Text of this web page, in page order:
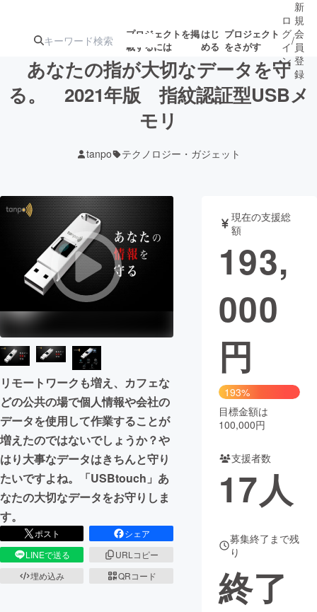
プロジェクトを掲
載するには
はじ
める
プロジェクト
をさがす
注目の新着プロ募集終了が近いプ
テクノロジー・ガジェット
映像・映画 書籍・雑誌
ビジネス・起業 チャレンジ
まちづくり・地域活性化
CAMPFIRE for Social Good
CAMPFIRE Creation
CAMPFIREふるさと納税machi-ya コミュニティ
ロ
グ
イ
ン
/
新
規
会
員
登
録
あなたの指が大切なデータを守
る。 2021年版 指紋認証型USBメ
モリ
tanpo テクノロジー・ガジェット
リモートワークも増え、カフェな
どの公共の場で個人情報や会社の
データを使用して作業することが
増えたのではないでしょうか？や
はり大事なデータはきちんと守り
たいですよね。「USBtouch」あ
なたの大切なデータをお守りしま
す。
ポスト
シェア
LINEで送る
URLコピー
埋め込み
QRコード
現在の支援総
額
193,
000
円
193%
目標金額は
100,000円
支援者数
17人
募集終了まで残
り
終了